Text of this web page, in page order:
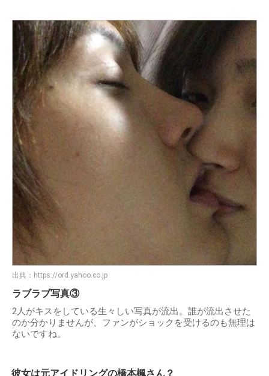
出典： https://ord.yahoo.co.jp
ラブラブ写真③
2人がキスをしている生々しい写真が流出。誰が流出させた
のか分かりませんが、ファンがショックを受けるのも無理は
ないですね。
彼女は元アイドリングの橋本楓さん？